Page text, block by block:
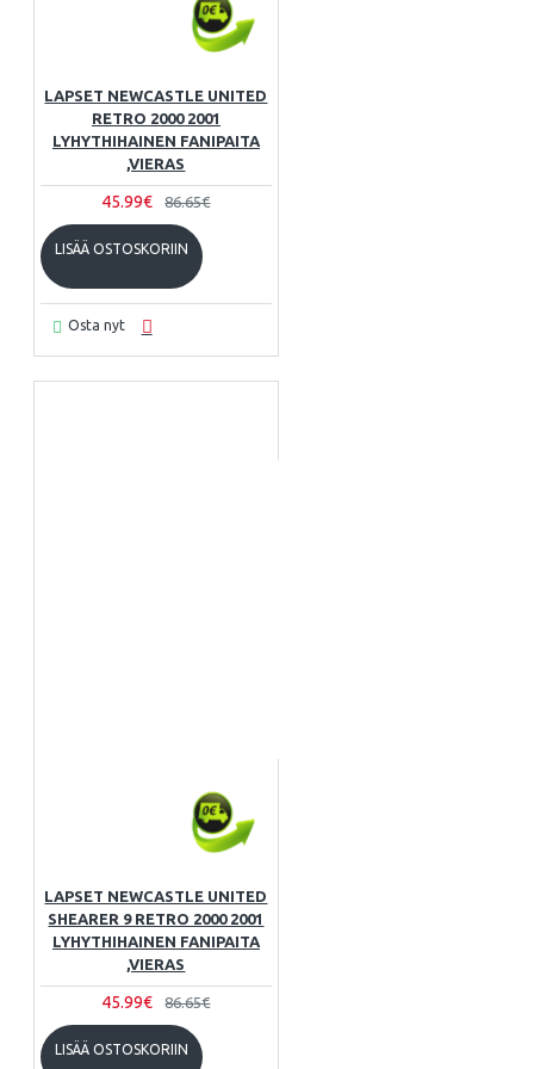
LAPSET NEWCASTLE UNITED
RETRO 2000 2001
LYHYTHIHAINEN FANIPAITA
,VIERAS
45.99€ 86.65€
LISÄÄ OSTOSKORIIN
Osta nyt
LAPSET NEWCASTLE UNITED
SHEARER 9 RETRO 2000 2001
LYHYTHIHAINEN FANIPAITA
,VIERAS
45.99€ 86.65€
LISÄÄ OSTOSKORIIN